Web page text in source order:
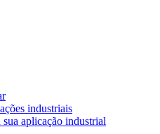
industriais
aplicação industrial